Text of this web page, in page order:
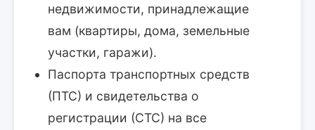
недвижимости, принадлежащие
вам (квартиры, дома, земельные
участки, гаражи).
Паспорта транспортных средств
(ПТС) и свидетельства о
регистрации (СТС) на все